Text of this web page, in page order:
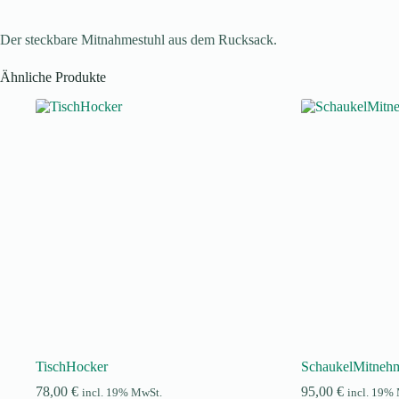
Der steckbare Mitnahmestuhl aus dem Rucksack.
Ähnliche Produkte
TischHocker
78,00 € incl. 19% MwSt.
95,00 € incl. 19%